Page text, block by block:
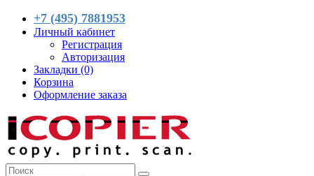
+7 (495) 7881953
Личный кабинет
Регистрация
Авторизация
Закладки (0)
Корзина
Оформление заказа